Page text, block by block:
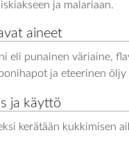
ja malariaan.
aineet
eli punainen väriaine,
ja eteerinen öljy
ja käyttö
kerätään kukkimisen